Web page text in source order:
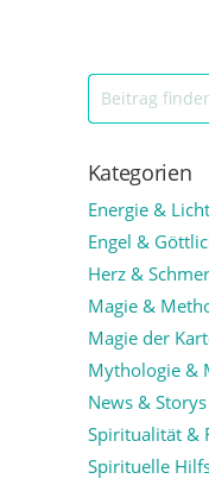
Kategorien
Energie & Licht
Engel &
Herz &
Magie &
Magie der
Mythologie &
News & Storys
Spiritualität &
Spirituelle